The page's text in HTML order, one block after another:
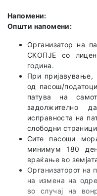
Напомени:
Општи напомени:
Организатор на
СКОПЈЕ со
година.
При пријавување,
од пасош/
патува на
задолжително
исправноста на
слободни
Сите пасоши
минимум 180
враќање во
Организаторот на
на измена на
во случај на